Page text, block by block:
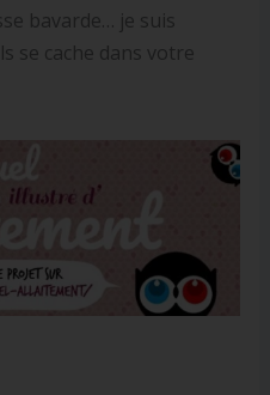
bavarde… je suis
se cache dans votre